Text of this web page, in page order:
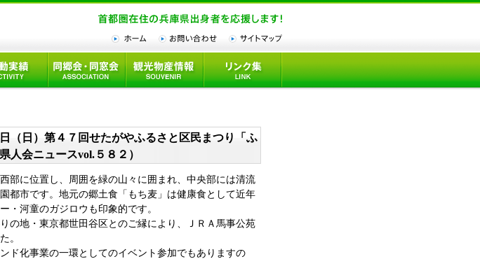
（日）第４７回せたがやふるさと区民まつり「ふ
人会ニュースvol.５８２）
部に位置し、周囲を緑の山々に囲まれ、中央部には清流
都市です。地元の郷土食「もち麦」は健康食として近年
・河童のガジロウも印象的です。
の地・東京都世田谷区とのご縁により、ＪＲＡ馬事公苑
。
ド化事業の一環としてのイベント参加でもありますの